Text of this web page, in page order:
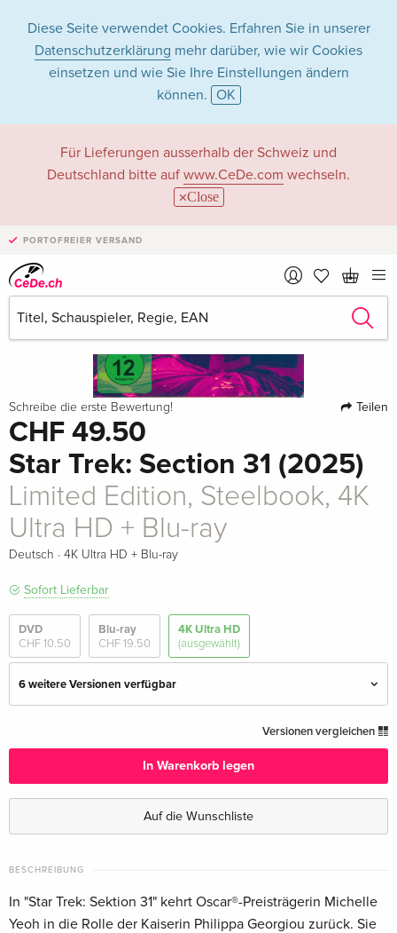
Diese Seite verwendet Cookies. Erfahren Sie in unserer
Datenschutzerklärung mehr darüber, wie wir Cookies
einsetzen und wie Sie Ihre Einstellungen ändern
können. OK
Für Lieferungen ausserhalb der Schweiz und
Deutschland bitte auf www.CeDe.com wechseln.
Close
PORTOFREIER VERSAND
Schreibe die erste Bewertung! Teilen
CHF 49.50
Star Trek: Section 31 (2025)
Limited Edition, Steelbook, 4K
Ultra HD + Blu-ray
Deutsch · 4K Ultra HD + Blu-ray
Sofort Lieferbar
DVD
CHF 10.50
Blu-ray
CHF 19.50
4K Ultra HD
(ausgewählt)
6 weitere Versionen verfügbar
CHF 38.50
Standard Edition
Limited Edition, Steelbook, 4K Ultra HD + Blu-
CHF 49.50
Versionen vergleichen
In Warenkorb legen
Auf die Wunschliste
BESCHREIBUNG
In "Star Trek: Sektion 31" kehrt Oscar®-Preisträgerin Michelle
Yeoh in die Rolle der Kaiserin Philippa Georgiou zurück. Sie